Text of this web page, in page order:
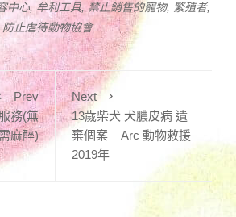
中心, 牟利工具 禁止銷售的寵物, 繁殖者,
防止虐待動物協會
Prev
務(無
需麻醉)
Next
13歲柴犬 犬膿皮病 遺
棄個案 – Arc 動物救援
2019年